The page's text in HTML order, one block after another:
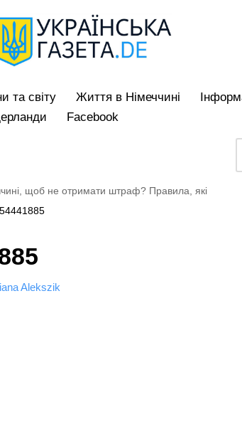
та світу Життя в Німеччині
Facebook
щоб не отримати штраф? Правила, які
Alekszik